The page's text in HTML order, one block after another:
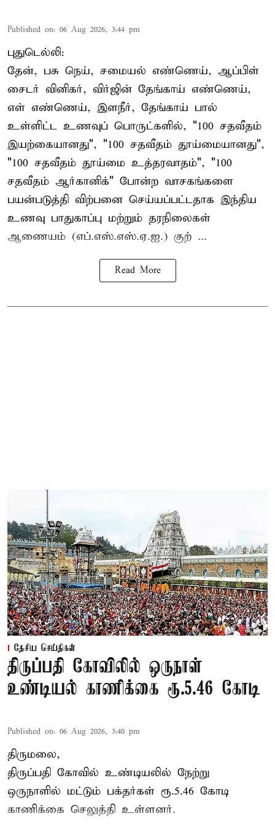
Published on: 06 Aug 2026, 3:44 pm
புதுடெல்லி:
தேன், பசு நெய், சமையல் எண்ணெய், ஆப்பிள்
சைடர் வினிகர், விர்ஜின் தேங்காய் எண்ணெய்,
எள் எண்ணெய், இளநீர், தேங்காய் பால்
உள்ளிட்ட உணவுப் பொருட்களில், "100 சதவீதம்
இயற்கையானது", "100 சதவீதம் தூய்மையானது",
"100 சதவீதம் தூய்மை உத்தரவாதம்", "100
சதவீதம் ஆர்கானிக்" போன்ற வாசகங்களை
பயன்படுத்தி விற்பனை செய்யப்பட்டதாக இந்திய
உணவு பாதுகாப்பு மற்றும் தரநிலைகள்
ஆணையம் (எப்.எஸ்.எஸ்.ஏ.ஐ.) குற் ...
Read More
தேசிய செய்திகள்
திருப்பதி கோவிலில் ஒருநாள்
உண்டியல் காணிக்கை ரூ.5.46 கோடி
Published on: 06 Aug 2026, 3:40 pm
திருமலை,
திருப்பதி கோவில் உண்டியலில் நேற்று
ஒருநாளில் மட்டும் பக்தர்கள் ரூ.5.46 கோடி
காணிக்கை செலுத்தி உள்ளனர்.